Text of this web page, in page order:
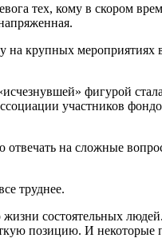
тех, кому в скором
на крупных мероприятиях
фигурой
участников
на сложные
труднее.
состоятельных
позицию. И некоторые